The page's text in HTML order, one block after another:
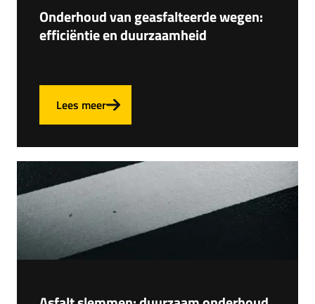
Onderhoud van geasfalteerde wegen:
efficiëntie en duurzaamheid
Lees meer